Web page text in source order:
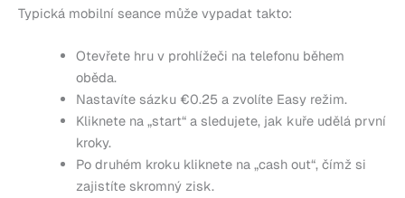
Typická mobilní seance může vypadat takto:
Otevřete hru v prohlížeči na telefonu během
oběda.
Nastavíte sázku €0.25 a zvolíte Easy režim.
Kliknete na „start“ a sledujete, jak kuře udělá první
kroky.
Po druhém kroku kliknete na „cash out“, čímž si
zajistíte skromný zisk.